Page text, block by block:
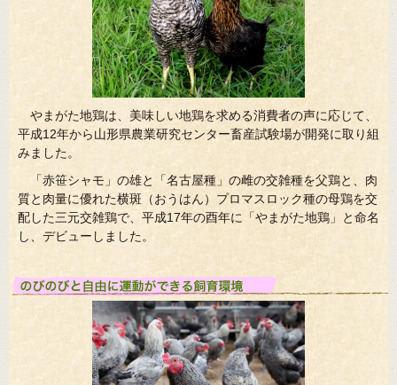
やまがた地鶏は、美味しい地鶏を求める消費者の声に応じて、
平成12年から山形県農業研究センター畜産試験場が開発に取り組
みました。
「赤笹シャモ」の雄と「名古屋種」の雌の交雑種を父鶏と、肉
質と肉量に優れた横斑（おうはん）プロマスロック種の母鶏を交
配した三元交雑鶏で、平成17年の酉年に「やまがた地鶏」と命名
し、デビューしました。